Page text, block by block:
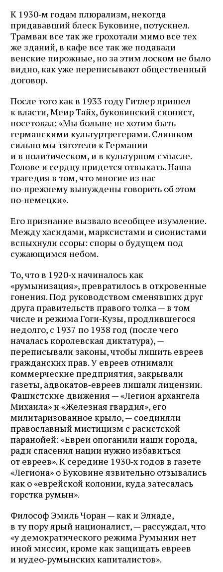
К 1930‑м годам плюрализм, некогда
придававший блеск Буковине, потускнел.
Трамваи все так же грохотали мимо все тех
же зданий, в кафе все так же подавали
венские пирожные, но за этим лоском не было
видно, как уже переписывают общественный
договор.
После того как в 1933 году Гитлер пришел
к власти, Меир Тайх, буковинский сионист,
посетовал: «Мы больше не хотим быть
германскими культуртрегерами. Слишком
сильно мы тяготели к Германии
и в политическом, и в культурном смысле.
Голове и сердцу придется отвыкать. Наша
трагедия в том, что многие из нас
по‑прежнему вынуждены говорить об этом
по‑немецки».
Его признание вызвало всеобщее изумление.
Между хасидами, марксистами и сионистами
вспыхнули ссоры: споры о будущем под
сужающимся небом.
То, что в 1920‑х начиналось как
«румынизация», превратилось в откровенные
гонения. Под руководством сменявших друг
друга правительств правого толка — в том
числе и режима Гоги‑Кузы, продлившегося
недолго, с 1937 по 1938 год (после чего
началась королевская диктатура), —
переписывали законы, чтобы лишить евреев
гражданских прав. У евреев отнимали
коммерческие предприятия, закрывали
газеты, адвокатов‑евреев лишали лицензии.
Фашистские движения — «Легион архангела
Михаила» и «Железная гвардия», его
милитаризованное крыло, — соединяли
православный мистицизм с расистской
паранойей: «Евреи опоганили наши города,
ради спасения нации нужно избавиться
от евреев». К середине 1930‑х годов в газете
«Легиона» о Буковине язвительно отзывались
как о «еврейской колонии, куда затесалась
горстка румын».
Философ Эмиль Чоран — как и Элиаде,
в ту пору ярый националист, — рассуждал, что
«у демократического режима Румынии нет
иной миссии, кроме как защищать евреев
и иудео‑румынских капиталистов».